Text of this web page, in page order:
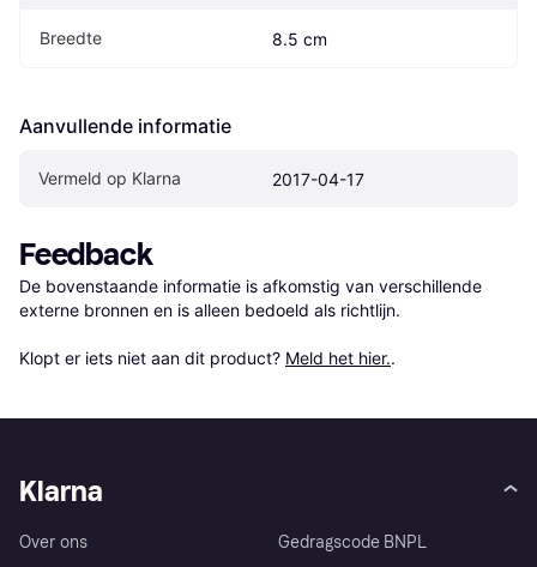
Breedte 8.5 cm
Aanvullende informatie
Vermeld op Klarna 2017-04-17
Feedback
De bovenstaande informatie is afkomstig van verschillende
externe bronnen en is alleen bedoeld als richtlijn.
Klopt er iets niet aan dit product? Meld het hier..
Klarna
Over ons
Gedragscode BNPL